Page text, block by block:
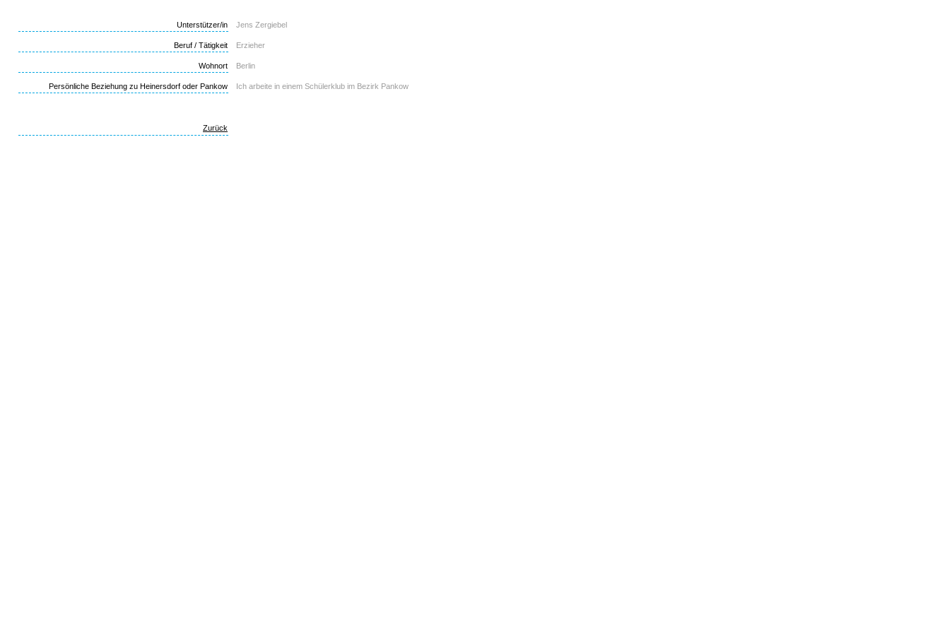
Unterstützer/in Jens Zergiebel
Beruf / Tätigkeit Erzieher
Wohnort Berlin
Persönliche Beziehung zu Heinersdorf oder Pankow Ich arbeite in einem Schülerklub im Bezirk Pankow
Zurück